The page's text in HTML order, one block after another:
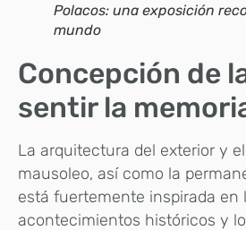
Polacos: una exposición
mundo
Concepción de
sentir la
La arquitectura del exterior y
mausoleo, así como la
está fuertemente inspirada en
acontecimientos históricos y